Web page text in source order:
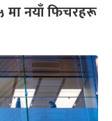
नयाँ फिचरहरू